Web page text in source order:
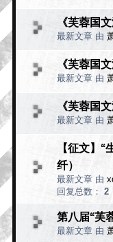
《芙蓉国
最新文章 由
《芙蓉国
最新文章 由
《芙蓉国
最新文章 由
【征文】
纤）
最新文章 由
回复总数： 2
第八届“芙
最新文章 由